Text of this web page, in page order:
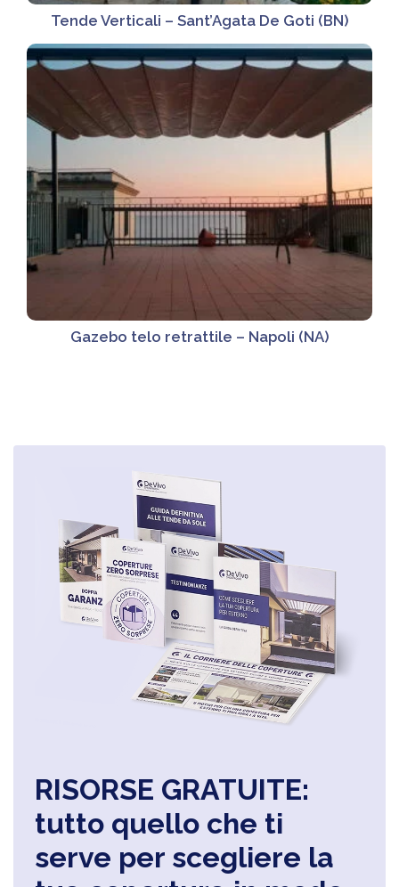
Tende Verticali – Sant’Agata De Goti (BN)
Gazebo telo retrattile – Napoli (NA)
RISORSE GRATUITE:
tutto quello che ti
serve per scegliere la